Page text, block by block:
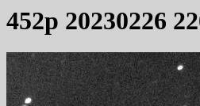
452p 20230226